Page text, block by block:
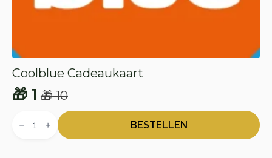
Coolblue Cadeaukaart
🎁10
Oorspronkelijke
prijs
🎁 1
Huidige
prijs
Cadeaukaart
BESTELLEN